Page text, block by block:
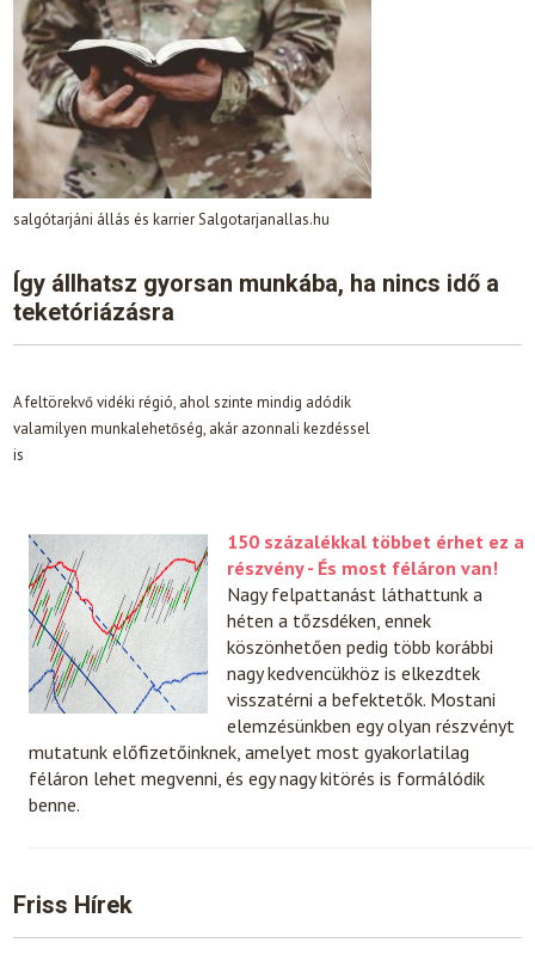
salgótarjáni állás és karrier Salgotarjanallas.hu
Így állhatsz gyorsan munkába, ha nincs idő a
teketóriázásra
A feltörekvő vidéki régió, ahol szinte mindig adódik
valamilyen munkalehetőség, akár azonnali kezdéssel
is
150 százalékkal többet érhet ez a
részvény - És most féláron van!
Nagy felpattanást láthattunk a
héten a tőzsdéken, ennek
köszönhetően pedig több korábbi
nagy kedvencükhöz is elkezdtek
visszatérni a befektetők. Mostani
elemzésünkben egy olyan részvényt
mutatunk előfizetőinknek, amelyet most gyakorlatilag
féláron lehet megvenni, és egy nagy kitörés is formálódik
benne.
Friss Hírek